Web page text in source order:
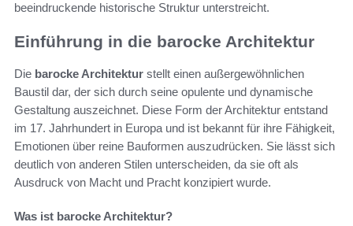
beeindruckende historische Struktur unterstreicht.
Einführung in die barocke Architektur
Die barocke Architektur stellt einen außergewöhnlichen
Baustil dar, der sich durch seine opulente und dynamische
Gestaltung auszeichnet. Diese Form der Architektur entstand
im 17. Jahrhundert in Europa und ist bekannt für ihre Fähigkeit,
Emotionen über reine Bauformen auszudrücken. Sie lässt sich
deutlich von anderen Stilen unterscheiden, da sie oft als
Ausdruck von Macht und Pracht konzipiert wurde.
Was ist barocke Architektur?